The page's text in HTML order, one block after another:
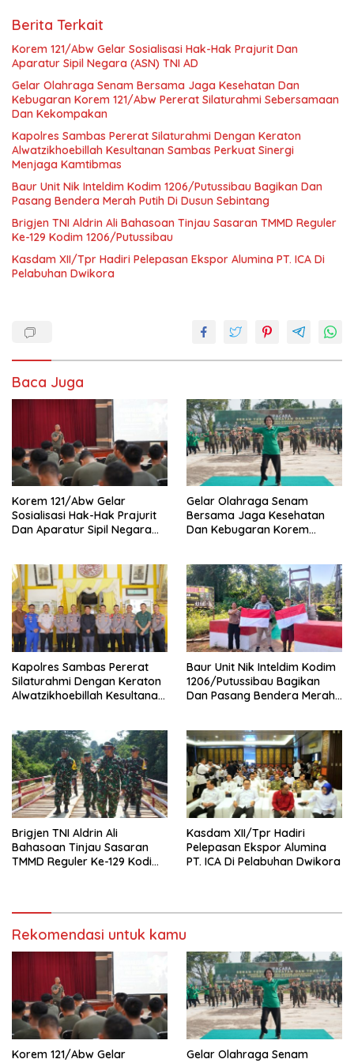
Berita Terkait
Korem 121/Abw Gelar Sosialisasi Hak-Hak Prajurit Dan
Aparatur Sipil Negara (ASN) TNI AD
Gelar Olahraga Senam Bersama Jaga Kesehatan Dan
Kebugaran Korem 121/Abw Pererat Silaturahmi Sebersamaan
Dan Kekompakan
‎Kapolres Sambas Pererat Silaturahmi Dengan Keraton
Alwatzikhoebillah Kesultanan Sambas Perkuat Sinergi
Menjaga Kamtibmas
Baur Unit Nik Inteldim Kodim 1206/Putussibau Bagikan Dan
Pasang Bendera Merah Putih Di Dusun Sebintang
Brigjen TNI Aldrin Ali Bahasoan Tinjau Sasaran TMMD Reguler
Ke-129 Kodim 1206/Putussibau
Kasdam XII/Tpr Hadiri Pelepasan Ekspor Alumina PT. ICA Di
Pelabuhan Dwikora
Baca Juga
Korem 121/Abw Gelar
Sosialisasi Hak-Hak Prajurit
Dan Aparatur Sipil Negara
Gelar Olahraga Senam
Bersama Jaga Kesehatan
Dan Kebugaran Korem
Kekompakan
‎Kapolres Sambas Pererat
Silaturahmi Dengan Keraton
Alwatzikhoebillah Kesultanan
Baur Unit Nik Inteldim Kodim
1206/Putussibau Bagikan
Dan Pasang Bendera Merah
Brigjen TNI Aldrin Ali
Bahasoan Tinjau Sasaran
TMMD Reguler Ke-129 Kodim
Kasdam XII/Tpr Hadiri
Pelepasan Ekspor Alumina
PT. ICA Di Pelabuhan Dwikora
Rekomendasi untuk kamu
Korem 121/Abw Gelar
Gelar Olahraga Senam